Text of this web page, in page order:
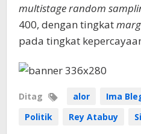
multistage random
400, dengan tingkat
pada tingkat
Ditag alor Ima
Politik
Rey Atabuy